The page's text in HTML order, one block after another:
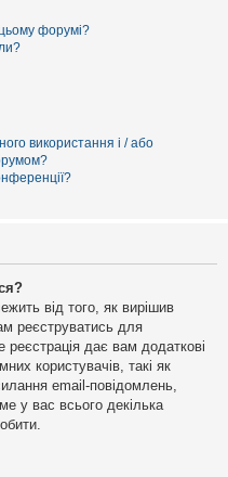
форумі?
використання і / або
від того, як вирішив
реєструватись для
дає вам додаткові
користувачів, такі як
email-повідомлень,
у вас всього декілька